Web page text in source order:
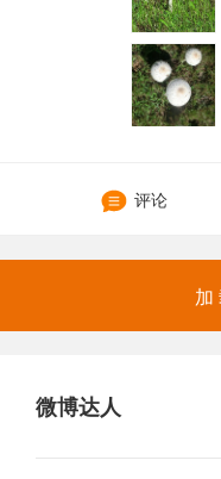
评论
微博达人